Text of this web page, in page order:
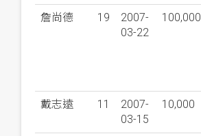
詹尚德 19
2007-
03-22
100,000
戴志遠 11
2007-
03-15
10,000